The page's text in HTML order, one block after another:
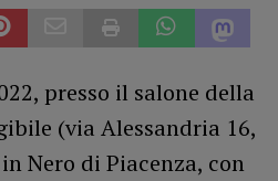
presso il salone della
(via Alessandria 16,
Nero di Piacenza, con